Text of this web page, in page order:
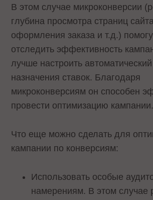
В этом случае микроконверсии
глубина просмотра страниц
оформления заказа и т.д.)
отследить эффективность
лучше настроить
назначения ставок. Благодаря
микроконверсиям он способен
провести оптимизацию кампании.
Что еще можно сделать для
кампании по конверсиям:
Использовать особые
намерениям. В этом случае